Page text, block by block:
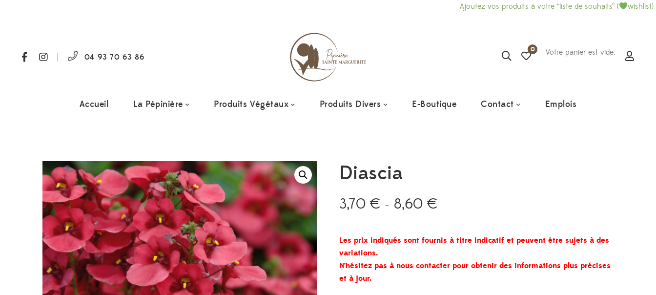
Ajoutez vos produits à votre “liste de souhaits” ( wishlist) et
04 93 70 63 86
0 Votre panier est vide.
Accueil La Pépinière Produits Végétaux Produits Divers E-Boutique Contact Emplois
Diascia
3,70€ – 8,60€
3,70 €
8,60 €
Les prix indiqués sont fournis à titre indicatif et peuvent être sujets à des
variations.
N’hésitez pas à nous contacter pour obtenir des informations plus précises
et à jour.